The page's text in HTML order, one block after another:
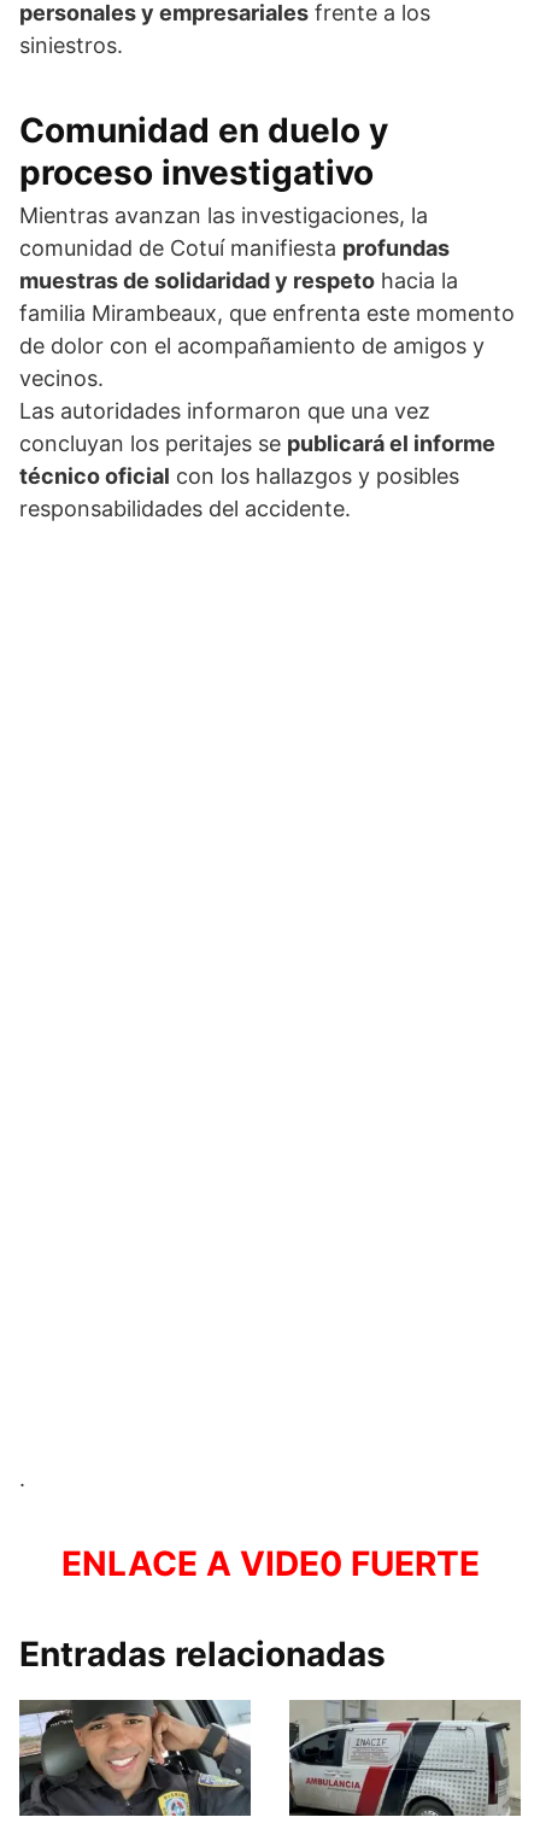
personales y empresariales frente a los
siniestros.
Comunidad en duelo y
proceso investigativo
Mientras avanzan las investigaciones, la
comunidad de Cotuí manifiesta profundas
muestras de solidaridad y respeto hacia la
familia Mirambeaux, que enfrenta este momento
de dolor con el acompañamiento de amigos y
vecinos.
Las autoridades informaron que una vez
concluyan los peritajes se publicará el informe
técnico oficial con los hallazgos y posibles
responsabilidades del accidente.
.
ENLACE A VIDE0 FUERTE
Entradas relacionadas